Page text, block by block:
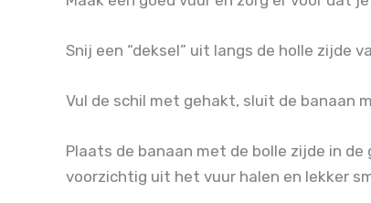
Snij een “deksel” uit langs de holle zijde
Vul de schil met gehakt, sluit de banaan
Plaats de banaan met de bolle zijde in
voorzichtig uit het vuur halen en lekker